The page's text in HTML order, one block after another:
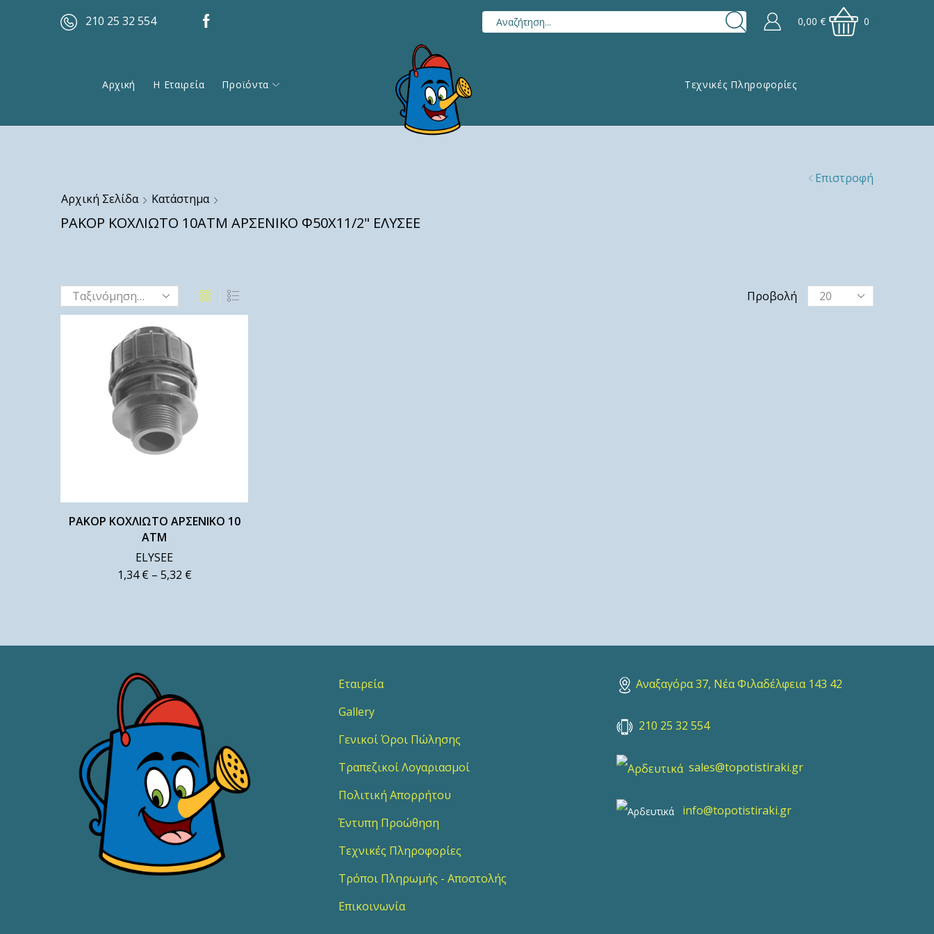
210 25 32 554 0,00€ 0
Αρχική Η Εταιρεία Προϊόντα Τεχνικές Πληροφορίες
Αρχική Σελίδα Κατάστημα
ΡΑΚΟΡ ΚΟΧΛΙΩΤΟ 10ΑΤΜ ΑΡΣΕΝΙΚΟ Φ50Χ11/2" ΕΛΥΣΕΕ
Επιστροφή
Προβολή
ΡΑΚΟΡ ΚΟΧΛΙΩΤΟ ΑΡΣΕΝΙΚΟ 10
ΑΤΜ
ELYSEE
1,34€ – 5,32 €
Εταιρεία
Gallery
Γενικοί Όροι Πώλησης
Τραπεζικοί Λογαριασμοί
Πολιτική Απορρήτου
Έντυπη Προώθηση
Τεχνικές Πληροφορίες
Τρόποι Πληρωμής - Αποστολής
Επικοινωνία
Αναξαγόρα 37, Νέα Φιλαδέλφεια 143 42
210 25 32 554
sales@topotistiraki.gr
info@topotistiraki.gr